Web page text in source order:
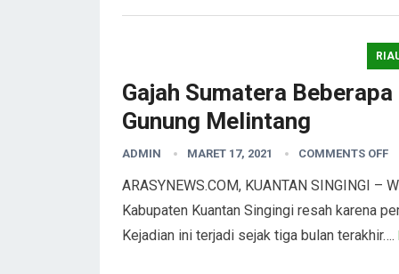
Gajah Sumatera
Gunung Melintang
ADMIN MARET 17, 2021 COMMENTS OFF
ARASYNEWS.COM, KUANTAN SINGINGI –
Kabupaten Kuantan Singingi resah karena
Kejadian ini terjadi sejak tiga bulan terakhir….